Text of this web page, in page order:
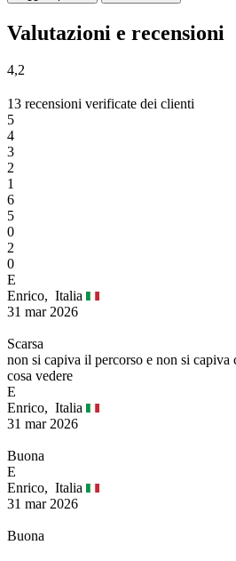
Valutazioni e recensioni
4,2
13 recensioni verificate dei clienti
5
4
3
2
1
6
5
0
2
0
E
Enrico, Italia
31 mar 2026
Scarsa
non si capiva il percorso e non si capiva
cosa vedere
E
Enrico, Italia
31 mar 2026
Buona
E
Enrico, Italia
31 mar 2026
Buona